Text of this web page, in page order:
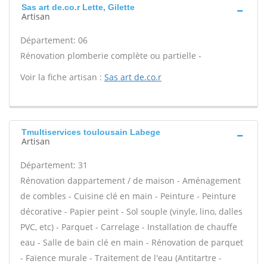
Sas art de.co.r Lette, Gilette
Artisan
Département: 06
Rénovation plomberie complète ou partielle -
Voir la fiche artisan : Sas art de.co.r
Tmultiservices toulousain Labege
Artisan
Département: 31
Rénovation dappartement / de maison - Aménagement
de combles - Cuisine clé en main - Peinture - Peinture
décorative - Papier peint - Sol souple (vinyle, lino, dalles
PVC, etc) - Parquet - Carrelage - Installation de chauffe
eau - Salle de bain clé en main - Rénovation de parquet
- Faïence murale - Traitement de l'eau (Antitartre -